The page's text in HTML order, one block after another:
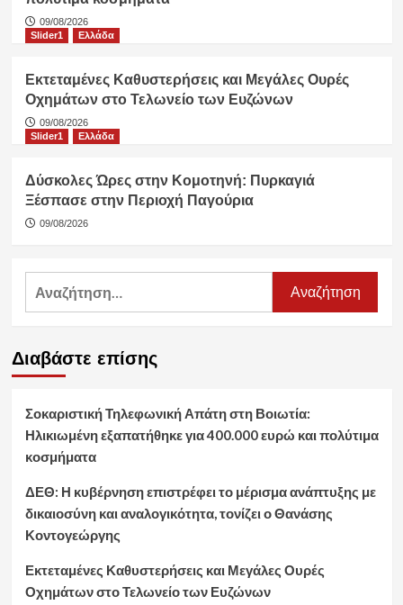
09/08/2026
Slider1
Ελλάδα
Εκτεταμένες Καθυστερήσεις και Μεγάλες Ουρές
Οχημάτων στο Τελωνείο των Ευζώνων
09/08/2026
Slider1
Ελλάδα
Δύσκολες Ώρες στην Κομοτηνή: Πυρκαγιά
Ξέσπασε στην Περιοχή Παγούρια
09/08/2026
Διαβάστε επίσης
Σοκαριστική Τηλεφωνική Απάτη στη Βοιωτία:
Ηλικιωμένη εξαπατήθηκε για 400.000 ευρώ και πολύτιμα
κοσμήματα
ΔΕΘ: Η κυβέρνηση επιστρέφει το μέρισμα ανάπτυξης με
δικαιοσύνη και αναλογικότητα, τονίζει ο Θανάσης
Κοντογεώργης
Εκτεταμένες Καθυστερήσεις και Μεγάλες Ουρές
Οχημάτων στο Τελωνείο των Ευζώνων